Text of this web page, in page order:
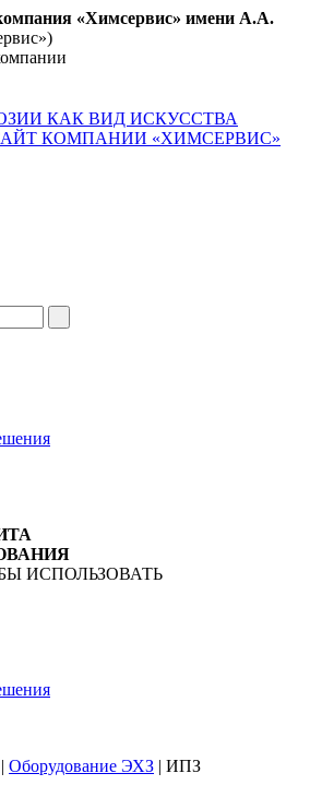
«Химсервис» имени А.А.
КАК ВИД ИСКУССТВА
КОМПАНИИ «ХИМСЕРВИС»
ИСПОЛЬЗОВАТЬ
| Оборудование ЭХЗ | ИПЗ